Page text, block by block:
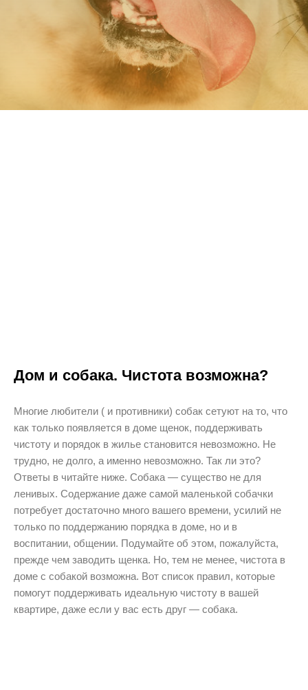
Дом и собака. Чистота возможна?
Многие любители ( и противники) собак сетуют на то, что
как только появляется в доме щенок, поддерживать
чистоту и порядок в жилье становится невозможно. Не
трудно, не долго, а именно невозможно. Так ли это?
Ответы в читайте ниже. Собака — существо не для
ленивых. Содержание даже самой маленькой собачки
потребует достаточно много вашего времени, усилий не
только по поддержанию порядка в доме, но и в
воспитании, общении. Подумайте об этом, пожалуйста,
прежде чем заводить щенка. Но, тем не менее, чистота в
доме с собакой возможна. Вот список правил, которые
помогут поддерживать идеальную чистоту в вашей
квартире, даже если у вас есть друг — собака.